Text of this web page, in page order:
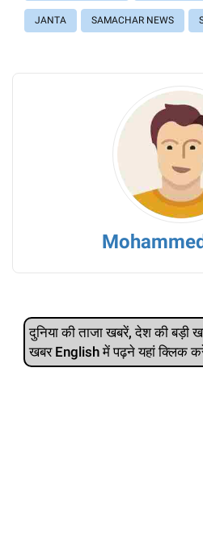
JANTA SAMACHAR NEWS
दुनिया की ताजा खबरें, देश की बड़ी
खबर English में पढ़ने यहां क्लिक